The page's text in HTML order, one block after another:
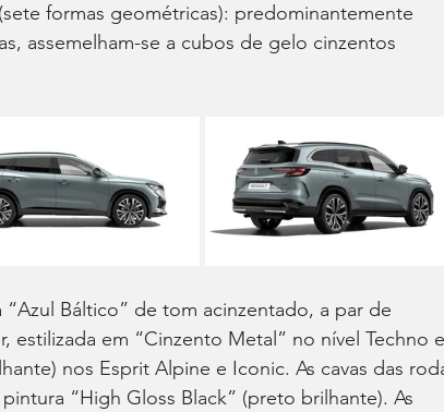
formas geométricas): predominantemente
assemelham-se a cubos de gelo cinzentos
Báltico” de tom acinzentado, a par de
estilizada em “Cinzento Metal” no nível Techno
nos Esprit Alpine e Iconic. As cavas das
“High Gloss Black” (preto brilhante). As